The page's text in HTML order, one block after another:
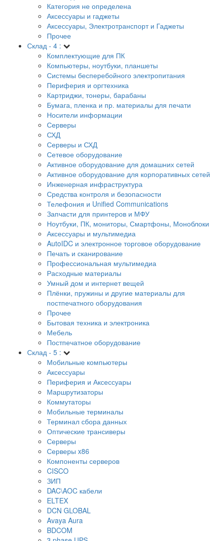
Категория не определена
Аксессуары и гаджеты
Аксессуары, Электротранспорт и Гаджеты
Прочее
Склад - 4 :
Комплектующие для ПК
Компьютеры, ноутбуки, планшеты
Системы бесперебойного электропитания
Периферия и оргтехника
Картриджи, тонеры, барабаны
Бумага, пленка и пр. материалы для печати
Носители информации
Серверы
СХД
Серверы и СХД
Сетевое оборудование
Активное оборудование для домашних сетей
Активное оборудование для корпоративных сетей
Инженерная инфраструктура
Средства контроля и безопасности
Телефония и Unified Communications
Запчасти для принтеров и МФУ
Ноутбуки, ПК, мониторы, Смартфоны, Моноблоки
Аксессуары и мультимедиа
AutoIDC и электронное торговое оборудование
Печать и сканирование
Профессиональная мультимедиа
Расходные материалы
Умный дом и интернет вещей
Плёнки, пружины и другие материалы для
постпечатного оборудования
Прочее
Бытовая техника и электроника
Мебель
Постпечатное оборудование
Склад - 5 :
Мобильные компьютеры
Аксессуары
Периферия и Аксессуары
Маршрутизаторы
Коммутаторы
Мобильные терминалы
Терминал сбора данных
Оптические трансиверы
Серверы
Серверы x86
Компоненты серверов
CISCO
ЗИП
DAC\AOC кабели
ELTEX
DCN GLOBAL
Avaya Aura
BDCOM